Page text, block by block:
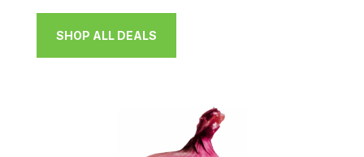
SHOP ALL DEALS